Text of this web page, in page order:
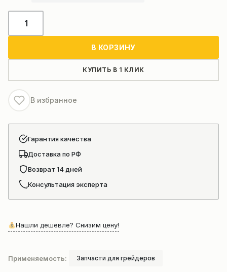
товара
GR165
PY180G.26-
10
В КОРЗИНУ
КУПИТЬ В 1 КЛИК
В избранное
Гарантия качества
Доставка по РФ
Возврат 14 дней
Консультация эксперта
Нашли дешевле? Снизим цену!
Применяемость: Запчасти для грейдеров